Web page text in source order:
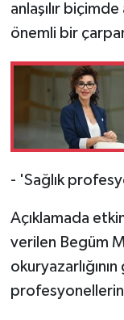
anlaşılır
önemli bir
- 'Sağlık
Açıklamada
verilen Begüm